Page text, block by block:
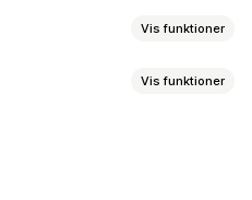
Vis funktioner
Vis funktioner